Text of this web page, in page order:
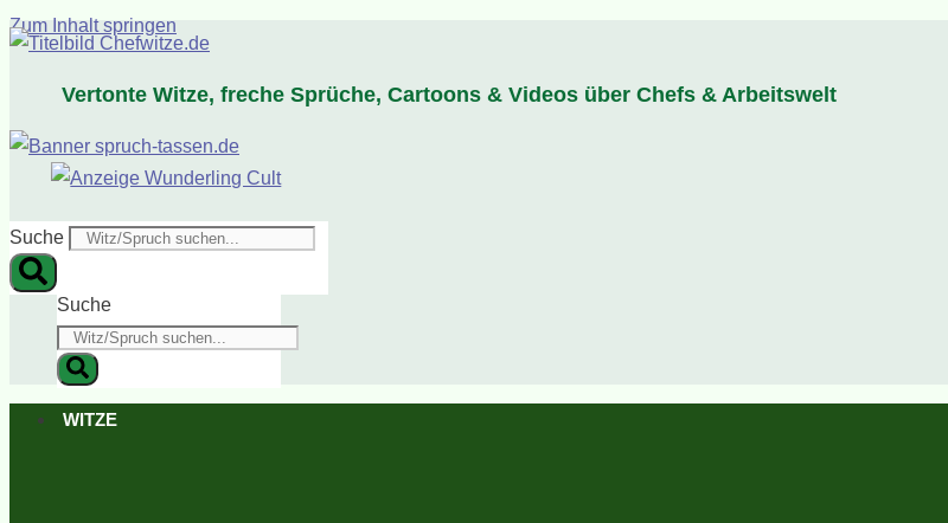
Zum Inhalt springen
Vertonte Witze, freche Sprüche, Cartoons & Videos über Chefs & Arbeitswelt
Suche
Suche
WITZE